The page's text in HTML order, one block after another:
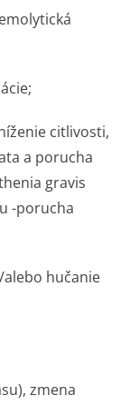
citlivosti,
a porucha
gravis
-porucha
hučanie
zmena